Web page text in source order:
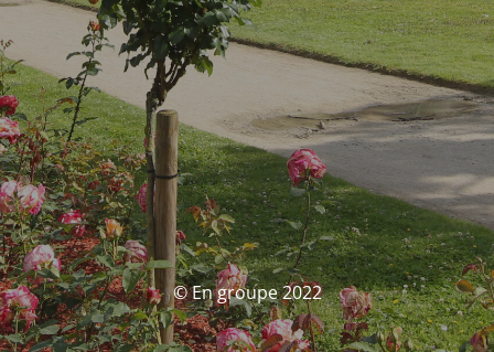
© En groupe 2022